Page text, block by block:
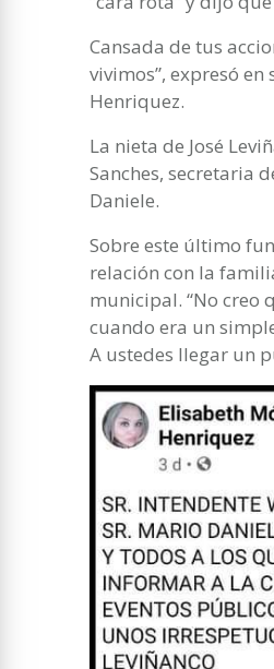
Cansada de tus
vivimos”, expresó
Henriquez.
La nieta de José
Sanches, secretaria
Daniele.
Sobre este último
relación con la
municipal. “No creo
cuando era un
A ustedes llegar un